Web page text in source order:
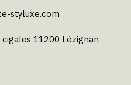
styluxe.com
11200 Lézignan